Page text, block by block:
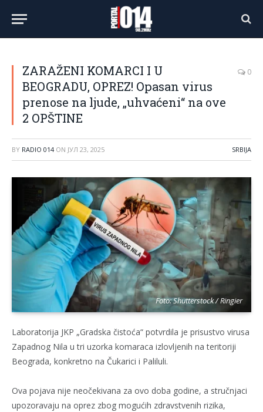
ZARAŽENI KOMARCI I U
BEOGRADU, OPREZ! Opasan virus
prenose na ljude, „uhvaćeni“ na ove
2 OPŠTINE
0
BY RADIO 014 ON ЈУЛ 23, 2025 SRBIJA
Foto: Shutterstock / Ringier
Laboratorija JKP „Gradska čistoća“ potvrdila je prisustvo virusa
Zapadnog Nila u tri uzorka komaraca izlovljenih na teritoriji
Beograda, konkretno na Čukarici i Paliluli.
Ova pojava nije neočekivana za ovo doba godine, a stručnjaci
upozoravaju na oprez zbog mogućih zdravstvenih rizika,